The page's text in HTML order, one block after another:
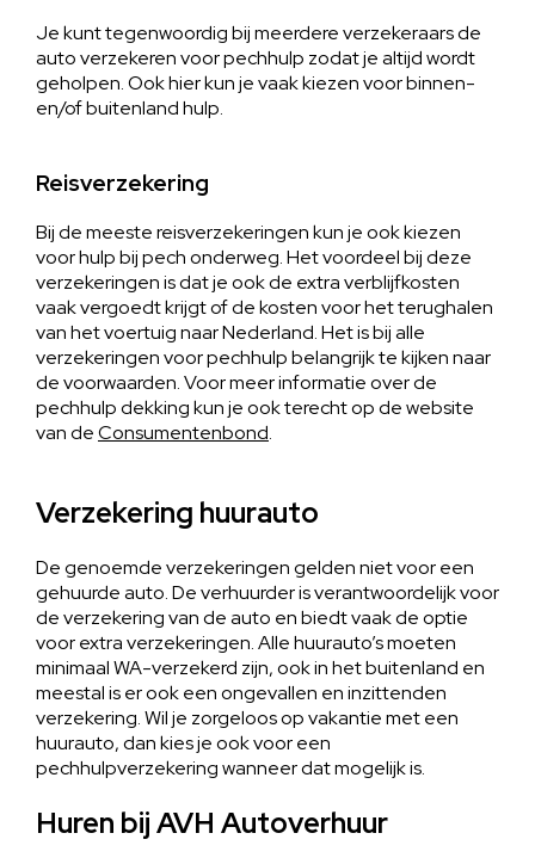
Je kunt tegenwoordig bij meerdere verzekeraars de
auto verzekeren voor pechhulp zodat je altijd wordt
geholpen. Ook hier kun je vaak kiezen voor binnen-
en/of buitenland hulp.
Reisverzekering
Bij de meeste reisverzekeringen kun je ook kiezen
voor hulp bij pech onderweg. Het voordeel bij deze
verzekeringen is dat je ook de extra verblijfkosten
vaak vergoedt krijgt of de kosten voor het terughalen
van het voertuig naar Nederland. Het is bij alle
verzekeringen voor pechhulp belangrijk te kijken naar
de voorwaarden. Voor meer informatie over de
pechhulp dekking kun je ook terecht op de website
van deConsumentenbond.
Verzekering huurauto
De genoemde verzekeringen gelden niet voor een
gehuurde auto. De verhuurder is verantwoordelijk voor
de verzekering van de auto en biedt vaak de optie
voor extra verzekeringen. Alle huurauto’s moeten
minimaal WA-verzekerd zijn, ook in het buitenland en
meestal is er ook een ongevallen en inzittenden
verzekering. Wil je zorgeloos op vakantie met een
huurauto, dan kies je ook voor een
pechhulpverzekering wanneer dat mogelijk is.
Huren bij AVH Autoverhuur